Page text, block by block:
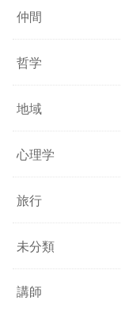
仲間
哲学
地域
心理学
旅行
未分類
講師